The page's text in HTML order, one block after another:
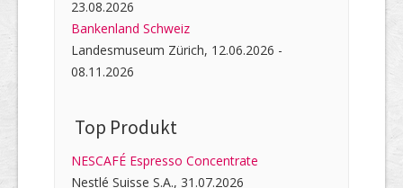
23.08.2026
Bankenland Schweiz
Landesmuseum Zürich, 12.06.2026 -
08.11.2026
Top Produkt
NESCAFÉ Espresso Concentrate
Nestlé Suisse S.A., 31.07.2026